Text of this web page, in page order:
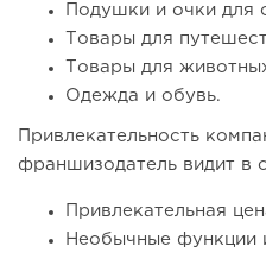
Подушки и очки для
Товары для
Товары для
Одежда и обувь.
Привлекательность
франшизодатель видит в
Привлекательная
Необычные функции